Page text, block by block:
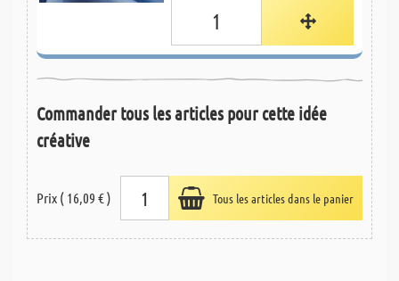
Commander tous les articles pour cette idée
créative
Prix ( 16,09 € ) Tous les articles dans le panier